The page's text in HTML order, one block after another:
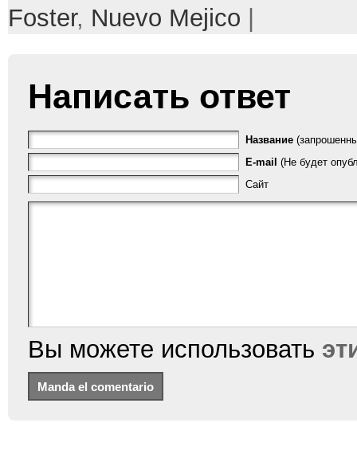
Foster, Nuevo Mejico
Написать ответ
Название
E-mail (Не будет
Сайт
Вы можете использовать